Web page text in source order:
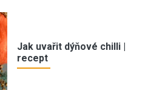
Jak uvařit dýňové chilli |
recept